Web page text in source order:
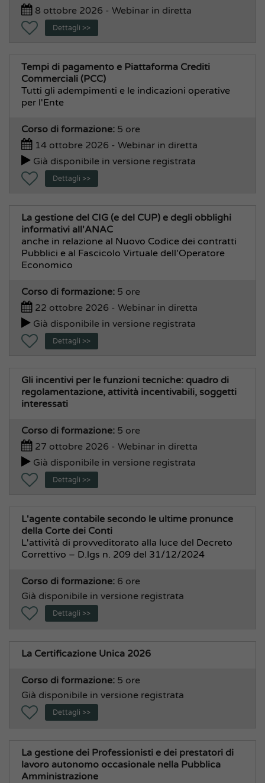
8 ottobre 2026 - Webinar in diretta
Dettagli >>
Tempi di pagamento e Piattaforma Crediti
Commerciali (PCC)
Tutti gli adempimenti e le indicazioni operative
per l'Ente
Corso di formazione: 5 ore
14 ottobre 2026 - Webinar in diretta
Già disponibile in versione registrata
Dettagli >>
La gestione del CIG (e del CUP) e degli obblighi
informativi all'ANAC
anche in relazione al Nuovo Codice dei contratti
Pubblici e al Fascicolo Virtuale dell'Operatore
Economico
Corso di formazione: 5 ore
22 ottobre 2026 - Webinar in diretta
Già disponibile in versione registrata
Dettagli >>
Gli incentivi per le funzioni tecniche: quadro di
regolamentazione, attività incentivabili, soggetti
interessati
Corso di formazione: 5 ore
27 ottobre 2026 - Webinar in diretta
Già disponibile in versione registrata
Dettagli >>
L'agente contabile secondo le ultime pronunce
della Corte dei Conti
L'attività di provveditorato alla luce del Decreto
Correttivo – D.lgs n. 209 del 31/12/2024
Corso di formazione: 6 ore
Già disponibile in versione registrata
Dettagli >>
La Certificazione Unica 2026
Corso di formazione: 5 ore
Già disponibile in versione registrata
Dettagli >>
La gestione dei Professionisti e dei prestatori di
lavoro autonomo occasionale nella Pubblica
Amministrazione